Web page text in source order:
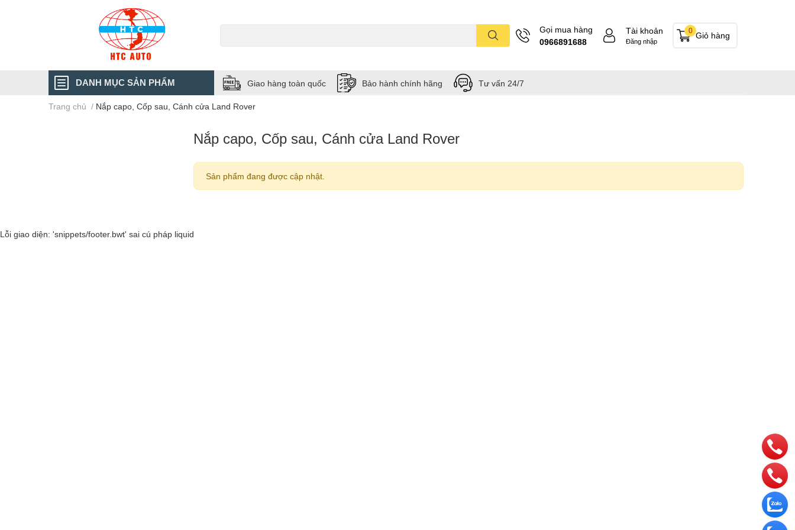
Gọi mua hàng
0966891688
Tài khoản
Đăng nhập
Giỏ hàng
0
DANH MỤC SẢN PHẨM Giao hàng toàn quốc Bảo hành chính hãng Tư vấn 24/7
Trang chủ / Nắp capo, Cốp sau, Cánh cửa Land Rover
Nắp capo, Cốp sau, Cánh cửa Land Rover
Sản phẩm đang được cập nhật.
Lỗi giao diện: 'snippets/footer.bwt' sai cú pháp liquid